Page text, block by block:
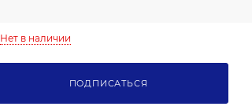
Нет в наличии
ПОДПИСАТЬСЯ